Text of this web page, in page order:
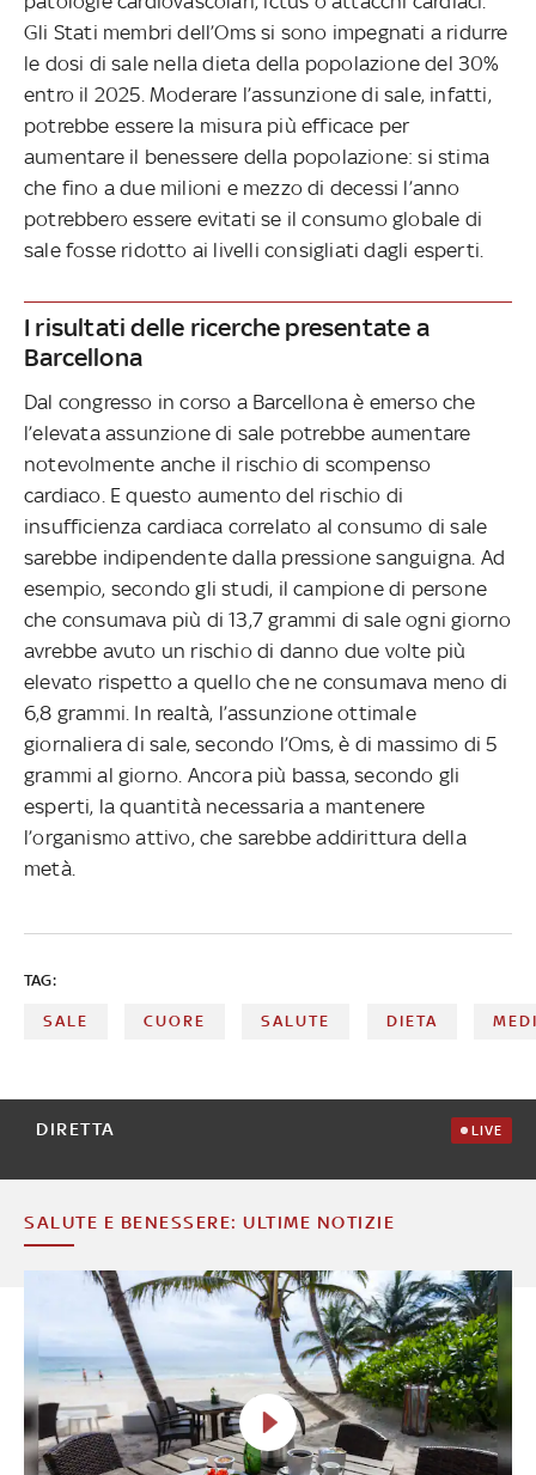
Gli Stati membri dell’Oms si sono impegnati a ridurre
le dosi di sale nella dieta della popolazione del 30%
entro il 2025. Moderare l’assunzione di sale, infatti,
potrebbe essere la misura più efficace per
aumentare il benessere della popolazione: si stima
che fino a due milioni e mezzo di decessi l’anno
potrebbero essere evitati se il consumo globale di
sale fosse ridotto ai livelli consigliati dagli esperti.
I risultati delle ricerche presentate a
Barcellona
Dal congresso in corso a Barcellona è emerso che
l’elevata assunzione di sale potrebbe aumentare
notevolmente anche il rischio di scompenso
cardiaco. E questo aumento del rischio di
insufficienza cardiaca correlato al consumo di sale
sarebbe indipendente dalla pressione sanguigna. Ad
esempio, secondo gli studi, il campione di persone
che consumava più di 13,7 grammi di sale ogni giorno
avrebbe avuto un rischio di danno due volte più
elevato rispetto a quello che ne consumava meno di
6,8 grammi. In realtà, l’assunzione ottimale
giornaliera di sale, secondo l’Oms, è di massimo di 5
grammi al giorno. Ancora più bassa, secondo gli
esperti, la quantità necessaria a mantenere
l’organismo attivo, che sarebbe addirittura della
metà.
TAG:
SALE CUORE SALUTE DIETA
DIRETTA LIVE
SALUTE E BENESSERE: ULTIME NOTIZIE